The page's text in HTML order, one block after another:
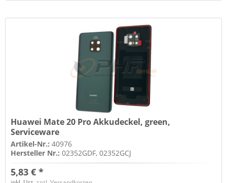
Huawei Mate 20 Pro Akkudeckel, green,
Serviceware
Artikel-Nr.:40976
Hersteller Nr.:02352GDF, 02352GCJ
5,83 € *